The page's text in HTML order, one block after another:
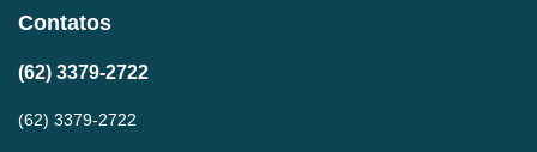
Contatos
(62) 3379-2722
(62) 3379-2722